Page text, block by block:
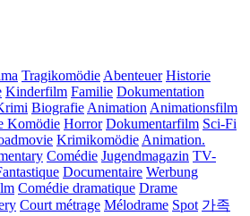
Tragikomödie Abenteuer Historie
Kinderfilm Familie Dokumentation
Biografie Animation Animationsfilm
Komödie Horror Dokumentarfilm Sci-Fi
Krimikomödie Animation.
Comédie Jugendmagazin TV-
Documentaire Werbung
Comédie dramatique Drame
Court métrage Mélodrame Spot 가족